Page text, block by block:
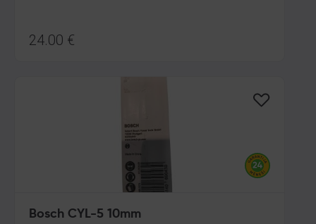
24.00 €
Bosch CYL-5 10mm